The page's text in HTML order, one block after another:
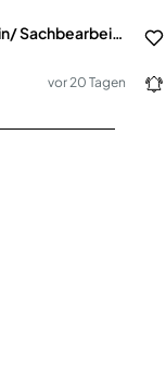
Sachbearbeiterin/ Sachbearbeiter (m/w/d)
vor 20 Tagen